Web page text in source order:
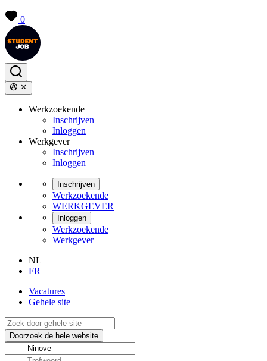
0
Werkzoekende
Inschrijven
Inloggen
Werkgever
Inschrijven
Inloggen
Inschrijven
Werkzoekende
WERKGEVER
Inloggen
Werkzoekende
Werkgever
NL
FR
Vacatures
Gehele site